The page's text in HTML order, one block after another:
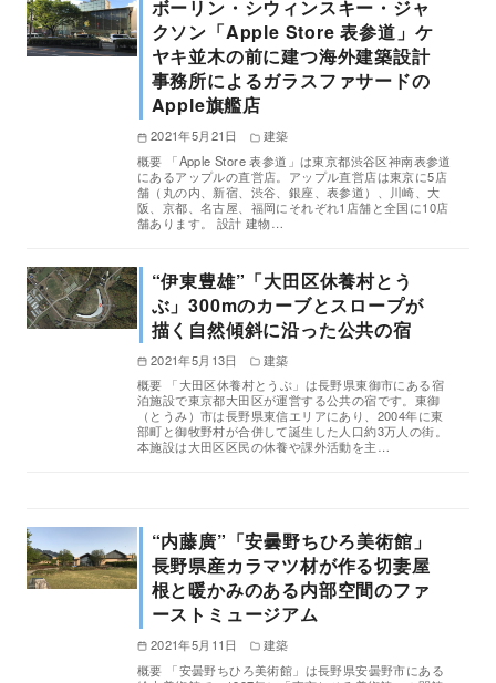
ボーリン・シウィンスキー・ジャ
クソン「Apple Store 表参道」ケ
ヤキ並木の前に建つ海外建築設計
事務所によるガラスファサードの
Apple旗艦店
2021年5月21日
建築
概要 「Apple Store 表参道」は東京都渋谷区神南表参道
にあるアップルの直営店。アップル直営店は東京に5店
舗（丸の内、新宿、渋谷、銀座、表参道）、川崎、大
阪、京都、名古屋、福岡にそれぞれ1店舗と全国に10店
舗あります。 設計 建物…
“伊東豊雄”「大田区休養村とう
ぶ」300mのカーブとスロープが
描く自然傾斜に沿った公共の宿
2021年5月13日
建築
概要 「大田区休養村とうぶ」は長野県東御市にある宿
泊施設で東京都大田区が運営する公共の宿です。東御
（とうみ）市は長野県東信エリアにあり、2004年に東
部町と御牧野村が合併して誕生した人口約3万人の街。
本施設は大田区区民の休養や課外活動を主…
“内藤廣”「安曇野ちひろ美術館」
長野県産カラマツ材が作る切妻屋
根と暖かみのある内部空間のファ
ーストミュージアム
2021年5月11日
建築
概要 「安曇野ちひろ美術館」は長野県安曇野市にある